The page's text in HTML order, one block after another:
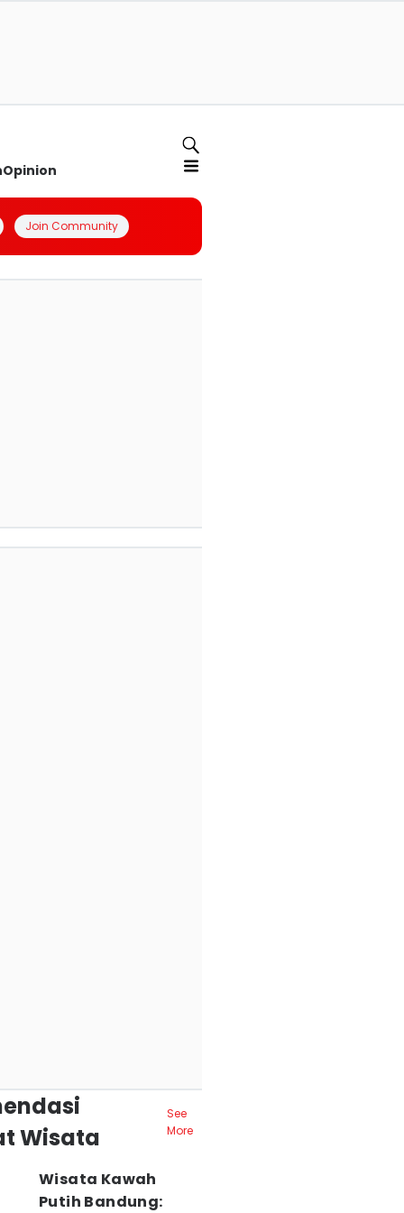
Opinion
Join Community
Wisata
See
More
Wisata Kawah
Putih Bandung: